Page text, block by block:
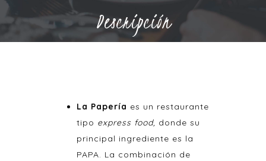
Descripción
La Papería es un restaurante
tipo express food, donde su
principal ingrediente es la
PAPA. La combinación de